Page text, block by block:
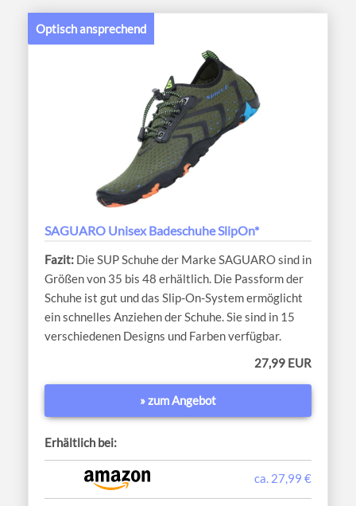
Optisch ansprechend
SAGUARO Unisex Badeschuhe SlipOn*
Die SUP Schuhe der Marke SAGUARO sind in
Größen von 35 bis 48 erhältlich. Die Passform der
Schuhe ist gut und das Slip-On-System ermöglicht
ein schnelles Anziehen der Schuhe. Sie sind in 15
verschiedenen Designs und Farben verfügbar.
27,99 EUR
» zum Angebot
Erhältlich bei:
ca. 27,99 €